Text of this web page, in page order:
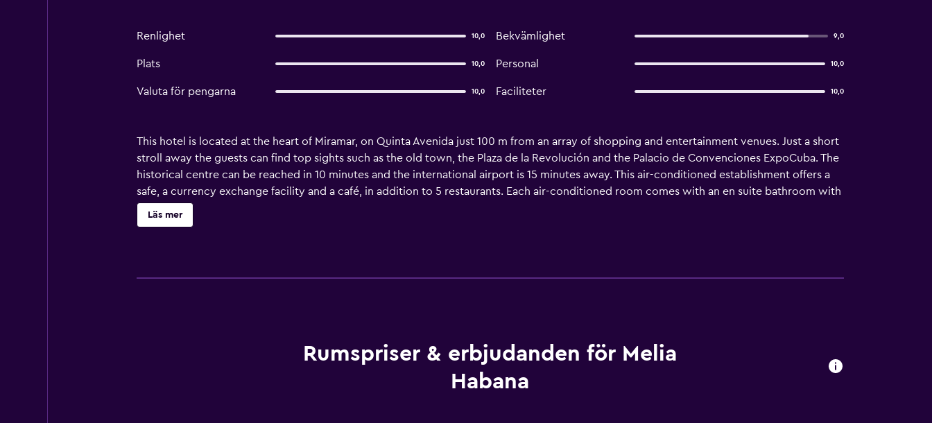
Renlighet 10,0 Bekvämlighet 9,0
Plats 10,0 Personal 10,0
Valuta för pengarna 10,0 Faciliteter 10,0
This hotel is located at the heart of Miramar, on Quinta Avenida just 100 m from an array of shopping and entertainment venues. Just a short
stroll away the guests can find top sights such as the old town, the Plaza de la Revolución and the Palacio de Convenciones ExpoCuba. The
historical centre can be reached in 10 minutes and the international airport is 15 minutes away. This air-conditioned establishment offers a
safe, a currency exchange facility and a café, in addition to 5 restaurants. Each air-conditioned room comes with an en suite bathroom with
hairdryer, a direct dial telephone and satellite TV. Further facilities include an Internet connection, a minibar and a safe. Leisure options
include 3 outdoor pools with a children's paddling pool, a hot tub and a sauna. An array of delicious dishes may be chosen at the Restaurant
Läs mer
Rumspriser & erbjudanden för Melia
Habana